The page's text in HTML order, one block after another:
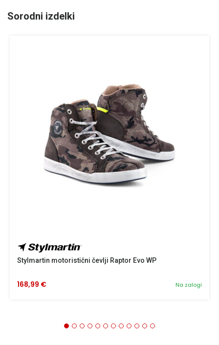
Sorodni izdelki
Stylmartin motoristični čevlji Raptor Evo WP
Na zalogi
168,99 €